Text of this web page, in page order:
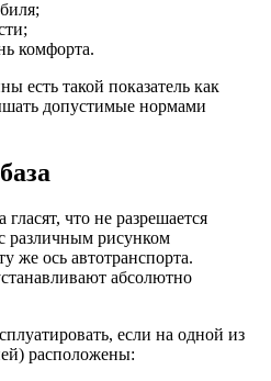
комфорта.
есть такой показатель как
допустимые нормами
что не разрешается
различным рисунком
же ось автотранспорта.
абсолютно
если на одной из
расположены: